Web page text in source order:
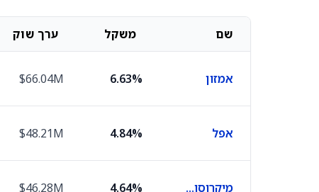
שם משקל ערך שוק
אמזון 6.63%
$66.04M
אפל 4.84%
$48.21M
מיקרוסופט 4.64%
$46.28M